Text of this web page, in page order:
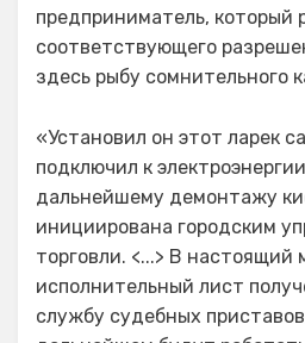
предприниматель, который
соответствующего
здесь рыбу сомнительного
«Установил он этот ларек
подключил к
дальнейшему демонтажу
инициирована городским
торговли. <...> В настоящий
исполнительный лист
службу судебных